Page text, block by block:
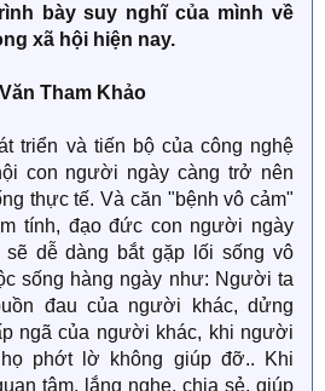
bày suy nghĩ của mình về
xã hội hiện nay.
Tham Khảo
triển và tiến bộ của công nghệ
con người ngày càng trở nên
thực tế. Và căn "bệnh vô cảm"
tính, đạo đức con người ngày
sẽ dễ dàng bắt gặp lối sống vô
sống hàng ngày như: Người ta
đau của người khác, dửng
ngã của người khác, khi người
phớt lờ không giúp đỡ.. Khi
tâm, lắng nghe, chia sẻ, giúp